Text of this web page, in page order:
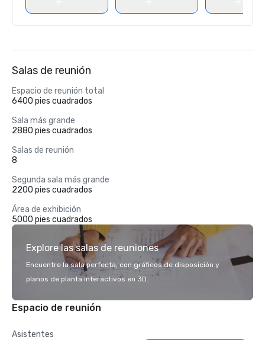
Salas de reunión
Espacio de reunión total
6400 pies cuadrados
Sala más grande
2880 pies cuadrados
Salas de reunión
8
Segunda sala más grande
2200 pies cuadrados
Área de exhibición
5000 pies cuadrados
Explore las salas de reuniones
Encuentre la sala perfecta, con gráficos de disposición y
planos de planta interactivos en 3D.
Espacio de reunión
Asistentes